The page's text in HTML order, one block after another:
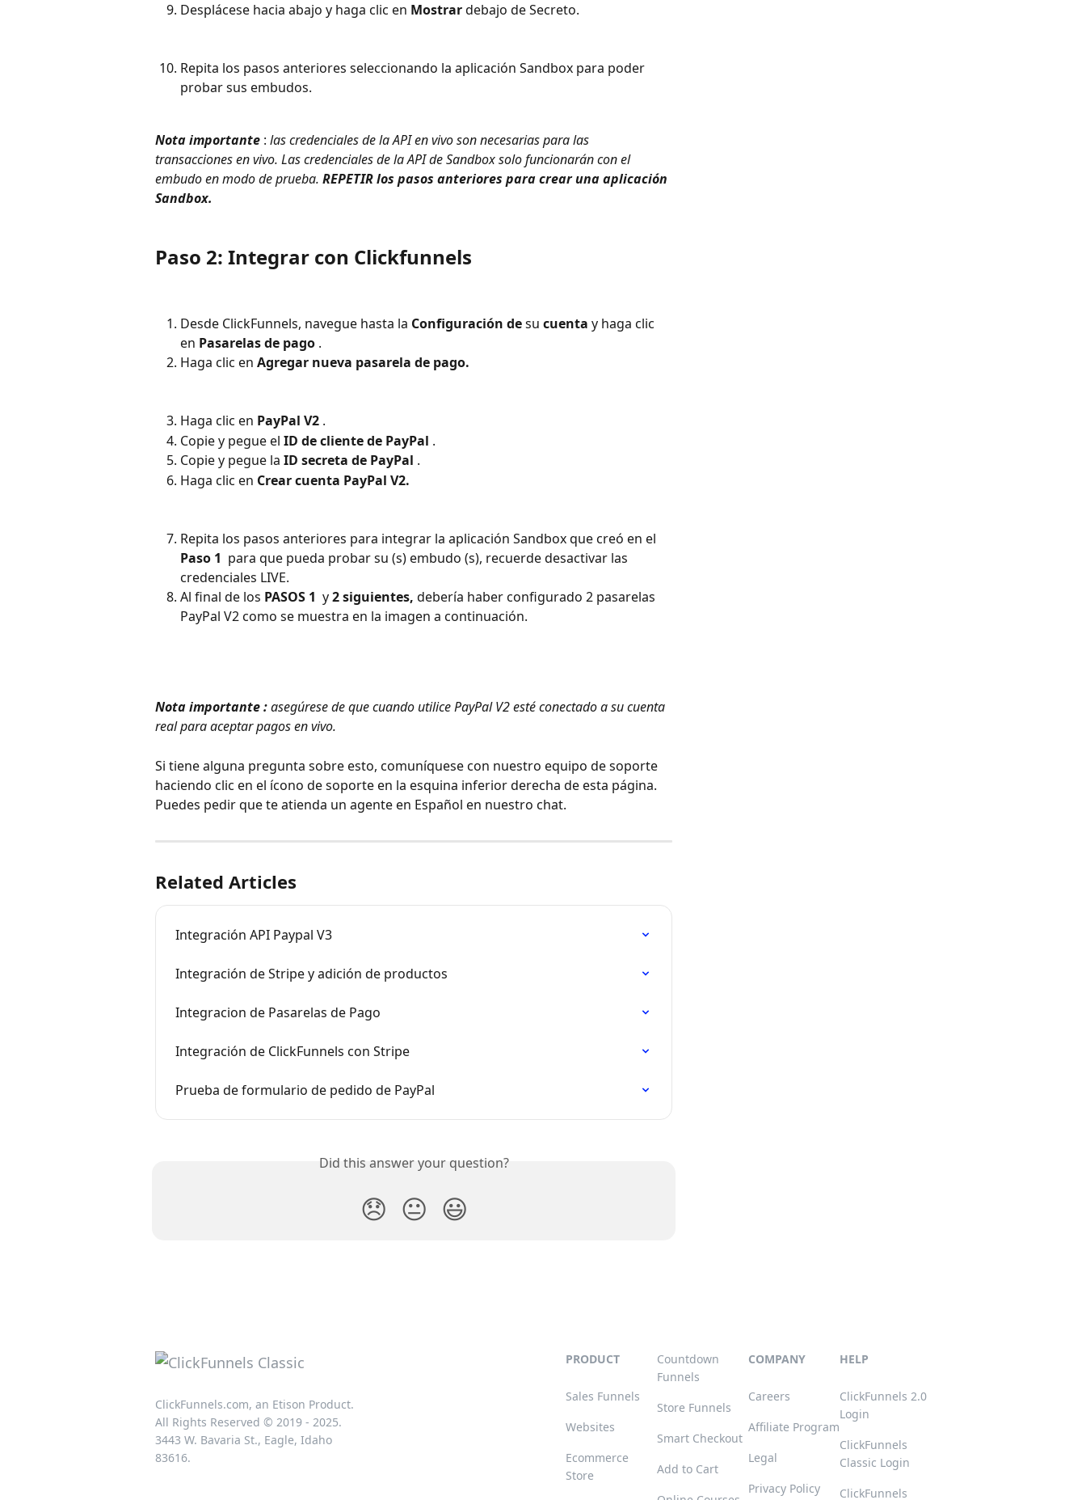
Desplácese hacia abajo y haga clic en Mostrar debajo de Secreto.
Repita los pasos anteriores seleccionando la aplicación Sandbox para poder
probar sus embudos.
Nota importante : las credenciales de la API en vivo son necesarias para las
transacciones en vivo. Las credenciales de la API de Sandbox solo funcionarán con el
embudo en modo de prueba. REPETIR los pasos anteriores para crear una aplicación
Sandbox.
Paso 2: Integrar con Clickfunnels
Desde ClickFunnels, navegue hasta la Configuración de su cuenta y haga clic
en Pasarelas de pago .
Haga clic en Agregar nueva pasarela de pago.
Haga clic en PayPal V2 .
Copie y pegue el ID de cliente de PayPal .
Copie y pegue la ID secreta de PayPal .
Haga clic en Crear cuenta PayPal V2.
Repita los pasos anteriores para integrar la aplicación Sandbox que creó en el
Paso 1 para que pueda probar su (s) embudo (s), recuerde desactivar las
credenciales LIVE.
Al final de los PASOS 1 y 2 siguientes, debería haber configurado 2 pasarelas
PayPal V2 como se muestra en la imagen a continuación.
Nota importante : asegúrese de que cuando utilice PayPal V2 esté conectado a su cuenta
real para aceptar pagos en vivo.
Si tiene alguna pregunta sobre esto, comuníquese con nuestro equipo de soporte
haciendo clic en el ícono de soporte en la esquina inferior derecha de esta página.
Puedes pedir que te atienda un agente en Español en nuestro chat.
Related Articles
Integración API Paypal V3
Integración de Stripe y adición de productos
Integracion de Pasarelas de Pago
Integración de ClickFunnels con Stripe
Prueba de formulario de pedido de PayPal
Did this answer your question?
😞 😐 😃
ClickFunnels.com, an Etison Product.
All Rights Reserved © 2019 - 2025.
3443 W. Bavaria St., Eagle, Idaho
83616.
PRODUCT
Sales Funnels
Websites
Ecommerce
Store
Countdown
Funnels
Store Funnels
Smart Checkout
Add to Cart
COMPANY
Careers
Affiliate Program
Legal
Privacy Policy
HELP
ClickFunnels 2.0
Login
ClickFunnels
Classic Login
ClickFunnels